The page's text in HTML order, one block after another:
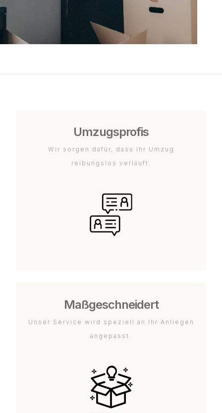
Umzugsprofis
Wir sorgen dafür, dass Ihr Umzug
reibungslos verläuft.
Maßgeschneidert
Unser Service wird speziell an Ihr Anliegen
angepasst.